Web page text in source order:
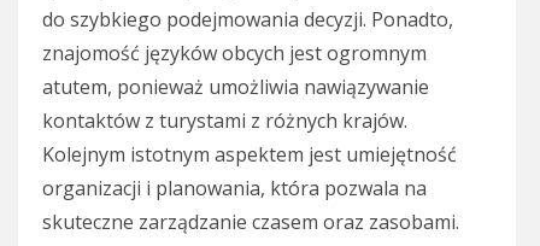
do szybkiego podejmowania decyzji. Ponadto,
znajomość języków obcych jest ogromnym
atutem, ponieważ umożliwia nawiązywanie
kontaktów z turystami z różnych krajów.
Kolejnym istotnym aspektem jest umiejętność
organizacji i planowania, która pozwala na
skuteczne zarządzanie czasem oraz zasobami.